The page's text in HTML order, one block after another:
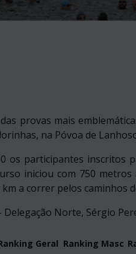
provas mais
na Póvoa de
os participantes inscritos
iniciou com 750
a correr pelos caminhos
Delegação Norte, Sérgio
Geral Ranking Masc